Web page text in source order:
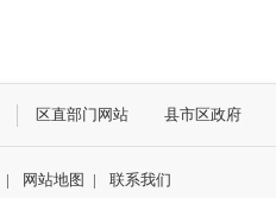
区直部门网站 县市区政府
| 网站地图 | 联系我们